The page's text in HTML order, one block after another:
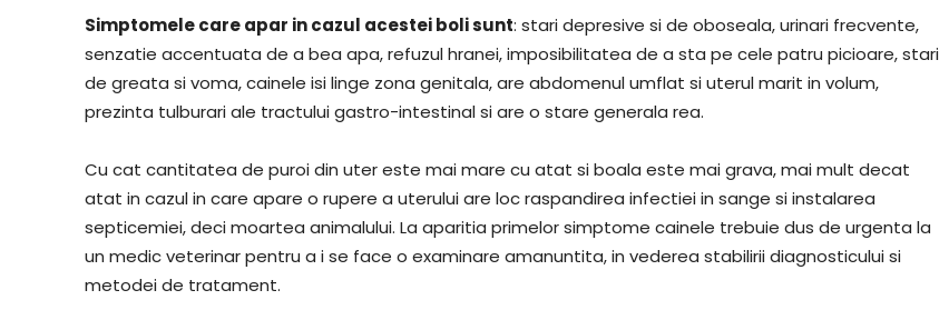
Simptomele care apar in cazul acestei boli sunt: stari depresive si de oboseala, urinari frecvente,
senzatie accentuata de a bea apa, refuzul hranei, imposibilitatea de a sta pe cele patru picioare, stari
de greata si voma, cainele isi linge zona genitala, are abdomenul umflat si uterul marit in volum,
prezinta tulburari ale tractului gastro-intestinal si are o stare generala rea.
Cu cat cantitatea de puroi din uter este mai mare cu atat si boala este mai grava, mai mult decat
atat in cazul in care apare o rupere a uterului are loc raspandirea infectiei in sange si instalarea
septicemiei, deci moartea animalului. La aparitia primelor simptome cainele trebuie dus de urgenta la
un medic veterinar pentru a i se face o examinare amanuntita, in vederea stabilirii diagnosticului si
metodei de tratament.